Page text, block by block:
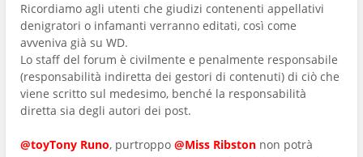
Ricordiamo agli utenti che giudizi contenenti appellativi
denigratori o infamanti verranno editati, così come
avveniva già su WD.
Lo staff del forum è civilmente e penalmente responsabile
(responsabilità indiretta dei gestori di contenuti) di ciò che
viene scritto sul medesimo, benché la responsabilità
diretta sia degli autori dei post.
@toyTony Runo, purtroppo @Miss Ribston non potrà